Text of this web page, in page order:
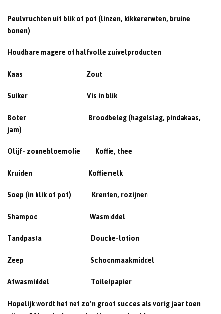
Peulvruchten uit blik of pot (linzen, kikkererwten, bruine
bonen)
Houdbare magere of halfvolle zuivelproducten
Kaas Zout
Suiker Vis in blik
Boter Broodbeleg (hagelslag, pindakaas,
jam)
Olijf- zonnebloemolie Koffie, thee
Kruiden Koffiemelk
Soep (in blik of pot) Krenten, rozijnen
Shampoo Wasmiddel
Tandpasta Douche-lotion
Zeep Schoonmaakmiddel
Afwasmiddel Toiletpapier
Hopelijk wordt het net zo’n groot succes als vorig jaar toen